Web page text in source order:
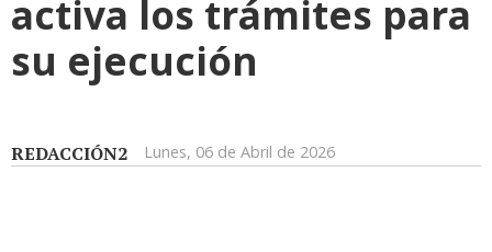
activa los trámites para
su ejecución
REDACCIÓN2 Lunes, 06 de Abril de 2026